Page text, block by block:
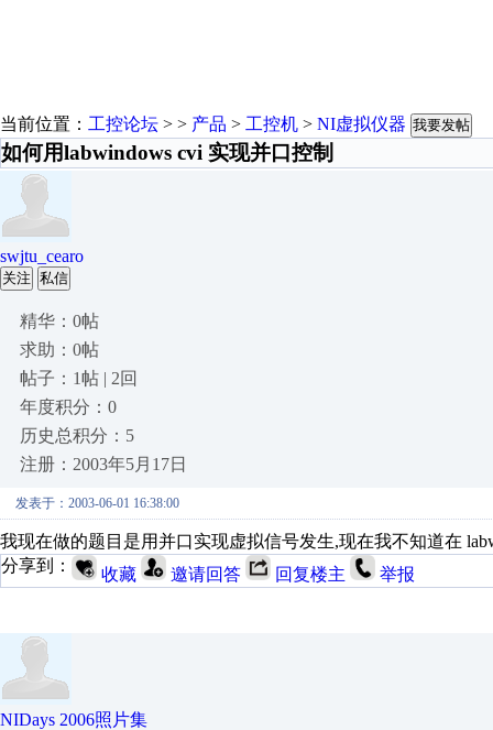
当前位置： 工控论坛 > > 产品 > 工控机 > NI虚拟仪器 我要发帖
如何用labwindows cvi 实现并口控制
swjtu_cearo
关注 私信
精华：0帖
求助：0帖
帖子：1帖 | 2回
年度积分：0
历史总积分：5
注册：2003年5月17日
发表于：2003-06-01 16:38:00
我现在做的题目是用并口实现虚拟信号发生,现在我不知道在
分享到：
收藏 邀请回答 回复楼主 举报
NIDays 2006照片集